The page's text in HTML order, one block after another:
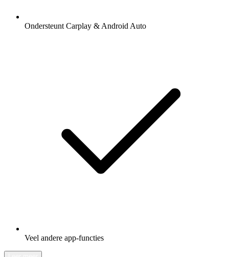
Ondersteunt Carplay & Android Auto
Veel andere app-functies